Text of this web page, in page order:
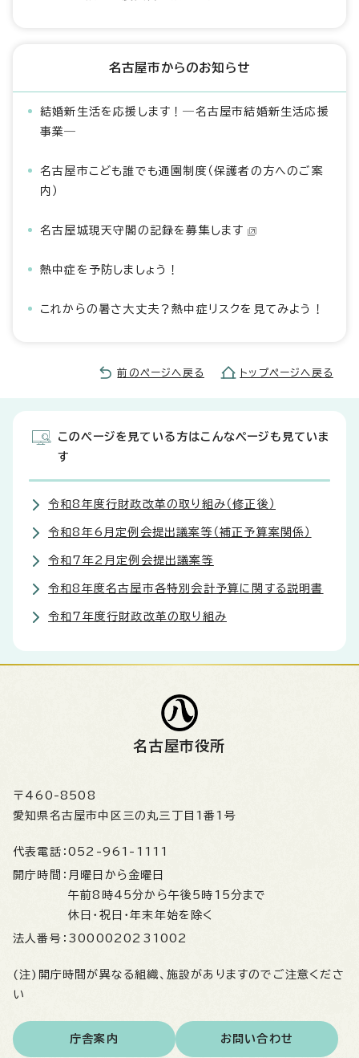
名古屋市からのお知らせ
結婚新生活を応援します！―名古屋市結婚新生活応援
事業―
名古屋市こども誰でも通園制度（保護者の方へのご案
内）
名古屋城現天守閣の記録を募集します
熱中症を予防しましょう！
これからの暑さ大丈夫？熱中症リスクを見てみよう！
前のページへ戻る トップページへ戻る
このページを見ている方はこんなページも見ていま
す
令和8年度行財政改革の取り組み（修正後）
令和8年6月定例会提出議案等（補正予算案関係）
令和7年2月定例会提出議案等
令和8年度名古屋市各特別会計予算に関する説明書
令和7年度行財政改革の取り組み
名古屋市役所
〒460-8508
愛知県名古屋市中区三の丸三丁目1番1号
代表電話： 052-961-1111
開庁時間： 月曜日から金曜日
午前8時45分から午後5時15分まで
休日・祝日・年末年始を除く
法人番号： 3000020231002
(注)開庁時間が異なる組織、施設がありますのでご注意くださ
い
庁舎案内 お問い合わせ